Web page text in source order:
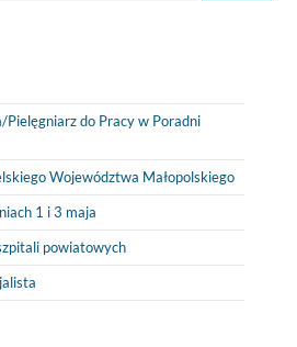
do Pracy w Poradni
Województwa Małopolskiego
1 i 3 maja
powiatowych